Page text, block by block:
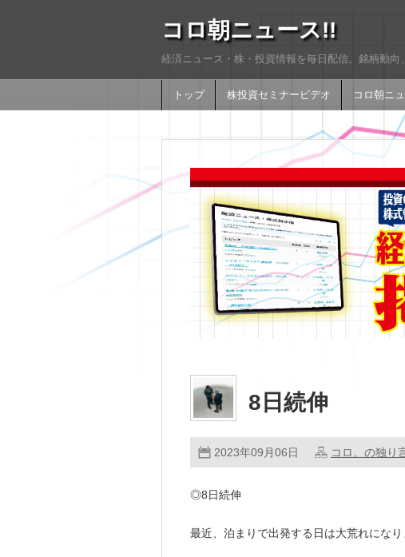
コロ朝ニュース!!
経済ニュース・株・投資情報を毎日配信。銘柄動
トップ 株投資セミナービデオ コロ朝ニ
8日続伸
2023年09月06日 コロ。の独り
◎8日続伸
最近、泊まりで出発する日は大荒れになり